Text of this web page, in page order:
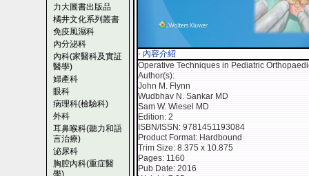
力大圖書出版品
橘井文化系列叢書
免疫風濕科
內分泌科
內科(家醫科及實証
醫學)
婦產科
眼科
病理科(檢驗科)
外科
耳鼻喉科(聽力和語
言治療)
泌尿科
胸腔內科(重症醫
學)
- 內容介紹
Operative Techniques in Pediatric
Author(s):
John M. Flynn
Wudbhav N. Sankar MD
Sam W. Wiesel MD
Edition: 2
ISBN/ISSN: 9781451193084
Product Format: Hardbound
Trim Size: 8.375 x 10.875
Pages: 1160
Pub Date: 2016